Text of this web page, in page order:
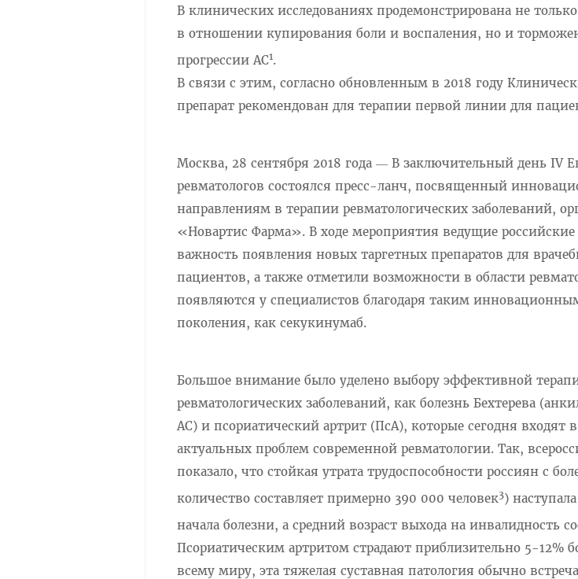
В клинических исследованиях продемонстрирована не
в отношении купирования боли и воспаления, но и
прогрессии АС1.
В связи с этим, согласно обновленным в 2018 году
препарат рекомендован для терапии первой линии для
Москва, 28 сентября 2018 года ― В заключительный день IV
ревматологов состоялся пресс-ланч, посвященный
направлениям в терапии ревматологических заболеваний,
«Новартис Фарма». В ходе мероприятия ведущие российские
важность появления новых таргетных препаратов для
пациентов, а также отметили возможности в области
появляются у специалистов благодаря таким
поколения, как секукинумаб.
Большое внимание было уделено выбору эффективной
ревматологических заболеваний, как болезнь Бехтерева
АС) и псориатический артрит (ПсА), которые сегодня входят
актуальных проблем современной ревматологии. Так,
показало, что стойкая утрата трудоспособности россиян с
количество составляет примерно 390 000 человек3)
начала болезни, а средний возраст выхода на инвалидность
Псориатическим артритом страдают приблизительно 5-12%
всему миру, эта тяжелая суставная патология обычно